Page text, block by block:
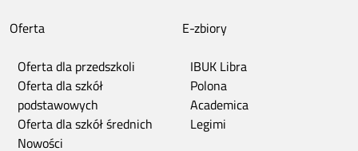
Oferta
Oferta dla przedszkoli
Oferta dla szkół
podstawowych
Oferta dla szkół średnich
Nowości
E-zbiory
IBUK Libra
Polona
Academica
Legimi